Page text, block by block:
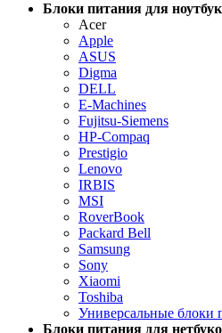
Блоки питания для
Acer
Apple
ASUS
Digma
DELL
E-Machines
Fujitsu-Siemens
HP-Compaq
Prestigio
Lenovo
IRBIS
MSI
RoverBook
Packard Bell
Samsung
Sony
Xiaomi
Toshiba
Универсальные блоки
Блоки питания для